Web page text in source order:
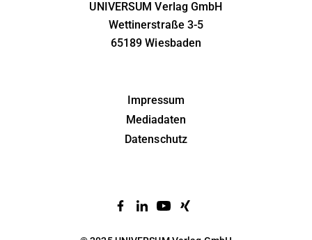
UNIVERSUM Verlag GmbH
Wettinerstraße 3-5
65189 Wiesbaden
Impressum
Mediadaten
Datenschutz